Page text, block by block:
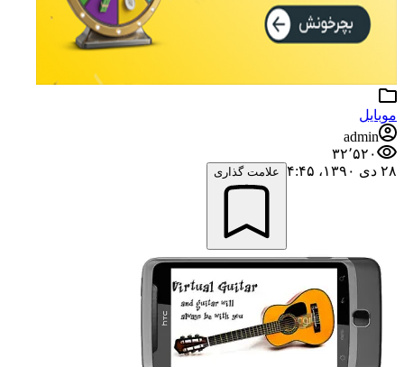
موبایل
admin
۳۲٬۵۲۰
۲۸ دی ۱۳۹۰،‏ ۴:۴۵
علامت گذاری